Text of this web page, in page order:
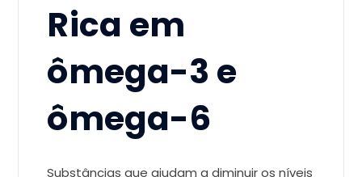
Rica em
ômega-3 e
ômega-6
Substâncias que ajudam a diminuir os níveis